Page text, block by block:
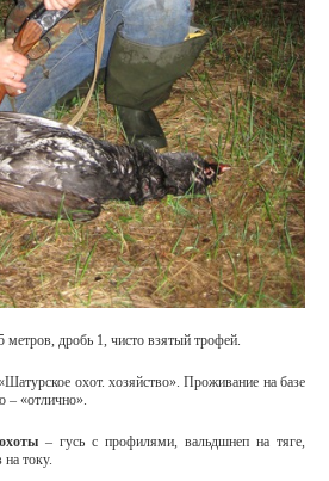
метров, дробь 1, чисто взятый трофей.
охот. хозяйство». Проживание на базе
– «отлично».
– гусь с профилями, вальдшнеп на тяге,
на току.